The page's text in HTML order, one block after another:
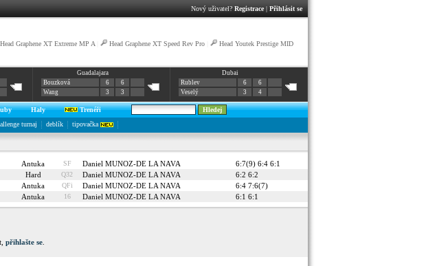
Nový uživatel? Registrace| Přihlásit se
Head Graphene XT Extreme MP A Head Graphene XT Speed Rev Pro Head Youtek Prestige MID
Guadalajara
Bouzková
6
6
Wang
3 3
Dubai
Rublev
6
6
Veselý
3 4
Haly
Trenéři
turnaj deblík tipovačka
Antuka SF Daniel MUNOZ-DE LA NAVA
6:7(9) 6:4 6:1
Hard Q32 Daniel MUNOZ-DE LA NAVA
6:2 6:2
Antuka QFi Daniel MUNOZ-DE LA NAVA
6:4 7:6(7)
Antuka 16 Daniel MUNOZ-DE LA NAVA 6:1 6:1
přihlašte se